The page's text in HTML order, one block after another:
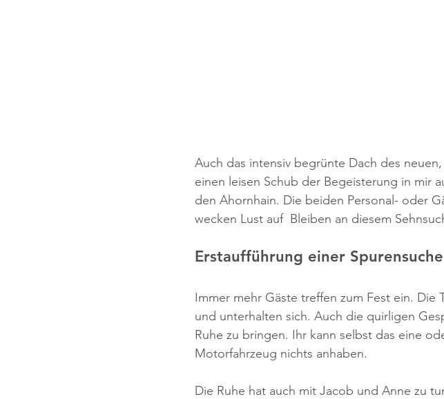
Auch das intensiv begrünte Dach des
einen leisen Schub der Begeisterung in mir
den Ahornhain. Die beiden Personal- oder
wecken Lust auf  Bleiben an diesem
Erstaufführung einer
Immer mehr Gäste treffen zum Fest ein. Die
und unterhalten sich. Auch die quirligen
Ruhe zu bringen. Ihr kann selbst das eine
Motorfahrzeug nichts anhaben.
Die Ruhe hat auch mit Jacob und Anne zu